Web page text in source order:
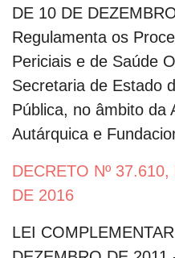
DE 10 DE
Regulamenta os
Periciais e de Saúde
Secretaria de Estado
Pública, no âmbito da
Autárquica e
DECRETO Nº
DE 2016
LEI